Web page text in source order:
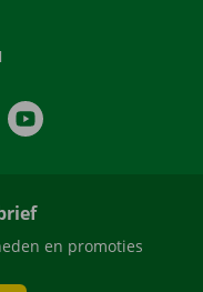
LinkedIn
en promoties